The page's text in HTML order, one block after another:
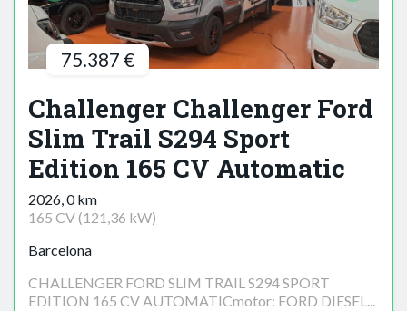
75.387 €
Challenger Challenger Ford
Slim Trail S294 Sport
Edition 165 CV Automatic
2026, 0 km
165 CV (121,36 kW)
Barcelona
CHALLENGER FORD SLIM TRAIL S294 SPORT
EDITION 165 CV AUTOMATICmotor: FORD DIESEL...